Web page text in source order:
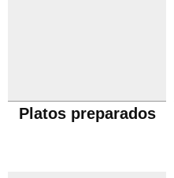
Platos preparados